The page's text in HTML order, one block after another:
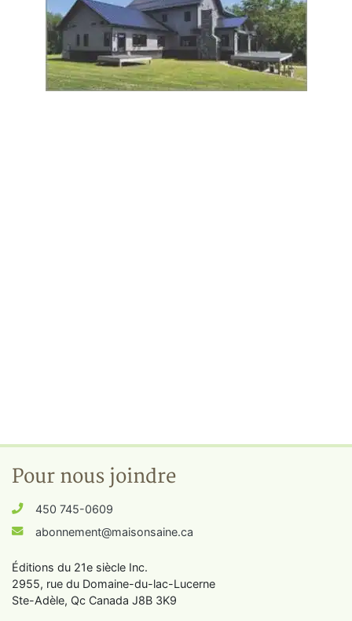
Pour nous joindre
450 745-0609
abonnement@maisonsaine.ca
Éditions du 21e siècle Inc.
2955, rue du Domaine-du-lac-Lucerne
Ste-Adèle, Qc Canada J8B 3K9